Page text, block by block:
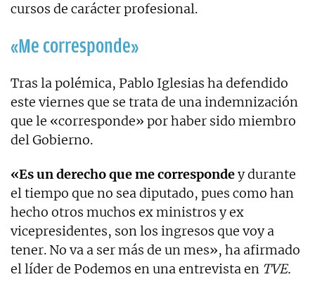
cursos de carácter profesional.
«Me corresponde»
Tras la polémica, Pablo Iglesias ha defendido
este viernes que se trata de una indemnización
que le «corresponde» por haber sido miembro
del Gobierno.
«Es un derecho que me correspondey durante
el tiempo que no sea diputado, pues como han
hecho otros muchos ex ministros y ex
vicepresidentes, son los ingresos que voy a
tener. No va a ser más de un mes», ha afirmado
el líder de Podemos en una entrevista en TVE.